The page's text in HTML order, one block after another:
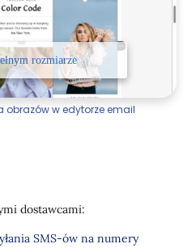
obrazów w edytorze email
dostawcami:
SMS-ów na numery